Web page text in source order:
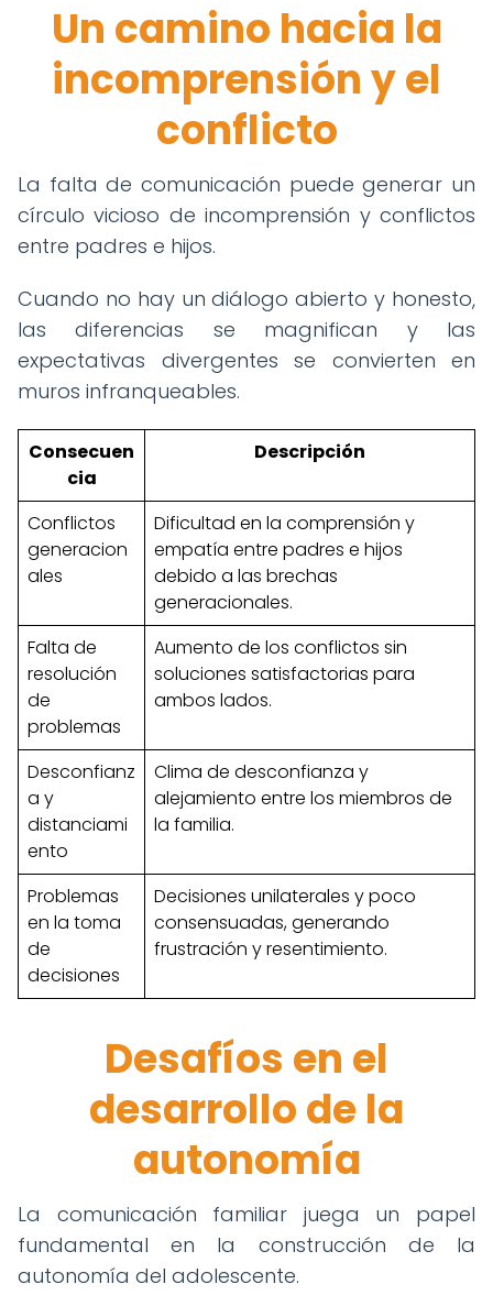
Un camino hacia la
incomprensión y el
conflicto
La falta de comunicación puede generar un
círculo vicioso de incomprensión y conflictos
entre padres e hijos.
Cuando no hay un diálogo abierto y honesto,
las diferencias se magnifican y las
expectativas divergentes se convierten en
muros infranqueables.
Consecuen
cia
Descripción
Conflictos
generacion
ales
Dificultad en la comprensión y
empatía entre padres e hijos
debido a las brechas
generacionales.
Falta de
resolución
de
problemas
Aumento de los conflictos sin
soluciones satisfactorias para
ambos lados.
Desconfianz
a y
distanciami
ento
Clima de desconfianza y
alejamiento entre los miembros de
la familia.
Problemas
en la toma
de
decisiones
Decisiones unilaterales y poco
consensuadas, generando
frustración y resentimiento.
Desafíos en el
desarrollo de la
autonomía
La comunicación familiar juega un papel
fundamental en la construcción de la
autonomía del adolescente.